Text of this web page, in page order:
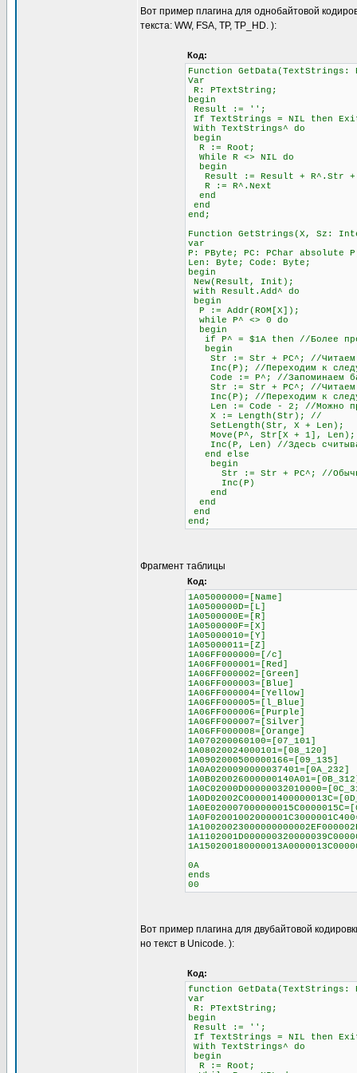
Вот пример плагина для однобайтовой
текста: WW, FSA, TP, TP_HD. ):
Код:
Function
Var
R: PTextString;
begin
Result := '';
If TextStrings = NIL then
With TextStrings^ do
begin
R := Root;
While R <> NIL do
begin
Result := Result + R^.Str +
R := R^.Next
end
end
end;
Function GetStrings(X, Sz:
var
P: PByte; PC: PChar absolute
Len: Byte; Code: Byte;
begin
New(Result, Init);
with Result.Add^ do
begin
P := Addr(ROM[X]);
while P^ <> 0 do
begin
if P^ = $1A then //Более
begin
Str := Str + PC^; //Читаем
Inc(P); //Переходим к
Code := P^; //Запоминаем
Str := Str + PC^; //Читаем
Inc(P); //Переходим к
Len := Code - 2; //Можно
X := Length(Str); //
SetLength(Str, X +
Move(P^, Str[X + 1],
Inc(P, Len) //Здесь
end else
begin
Str := Str + PC^; //Обычное
Inc(P)
end
end
end
end;
Фрагмент таблицы
Код:
1A05000000=[Name]
1A0500000D=[L]
1A0500000E=[R]
1A0500000F=[X]
1A05000010=[Y]
1A05000011=[Z]
1A06FF000000=[/c]
1A06FF000001=[Red]
1A06FF000002=[Green]
1A06FF000003=[Blue]
1A06FF000004=[Yellow]
1A06FF000005=[l_Blue]
1A06FF000006=[Purple]
1A06FF000007=[Silver]
1A06FF000008=[Orange]
1A070200060100=[07_101]
1A08020024000101=[08_120]
1A0902000500000166=[09_135]
1A0A0200090000037401=[0A_232]
0A
ends
00
Вот пример плагина для двубайтовой
но текст в Unicode. ):
Код:
function
var
R: PTextString;
begin
Result := '';
If TextStrings = NIL then
With TextStrings^ do
begin
R := Root;